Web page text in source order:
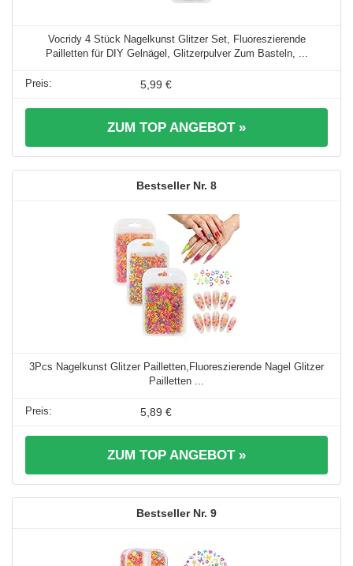
Vocridy 4 Stück Nagelkunst Glitzer Set, Fluoreszierende
Pailletten für DIY Gelnägel, Glitzerpulver Zum Basteln, ...
5,99 €
ZUM TOP ANGEBOT »
8
3Pcs Nagelkunst Glitzer Pailletten,Fluoreszierende Nagel Glitzer
Pailletten ...
5,89 €
ZUM TOP ANGEBOT »
9